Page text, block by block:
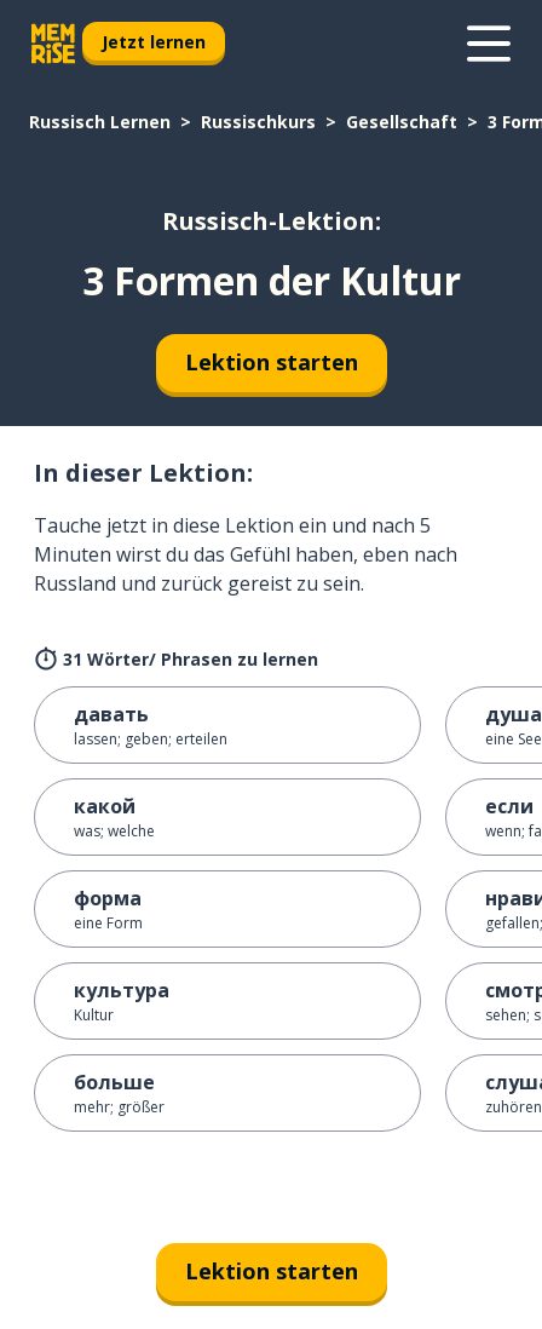
Jetzt lernen
Russisch Lernen Russischkurs Gesellschaft 3
Russisch-Lektion:
3 Formen der Kultur
Lektion starten
In dieser Lektion:
Tauche jetzt in diese Lektion ein und nach 5
Minuten wirst du das Gefühl haben, eben nach
Russland und zurück gereist zu sein.
31 Wörter/ Phrasen zu lernen
давать
lassen; geben; erteilen
какой
was; welche
форма
eine Form
культура
Kultur
больше
mehr; größer
душа
eine
если
wenn;
sehen;
Lektion starten